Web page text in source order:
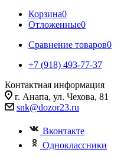
Корзина0
Отложенные0
Сравнение товаров0
+7 (918) 493-77-37
Контактная информация
г. Анапа, ул. Чехова, 81
snk@dozor23.ru
Вконтакте
Одноклассники